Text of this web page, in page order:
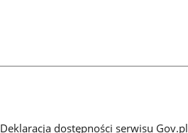
Deklaracja dostępności serwisu Gov.pl